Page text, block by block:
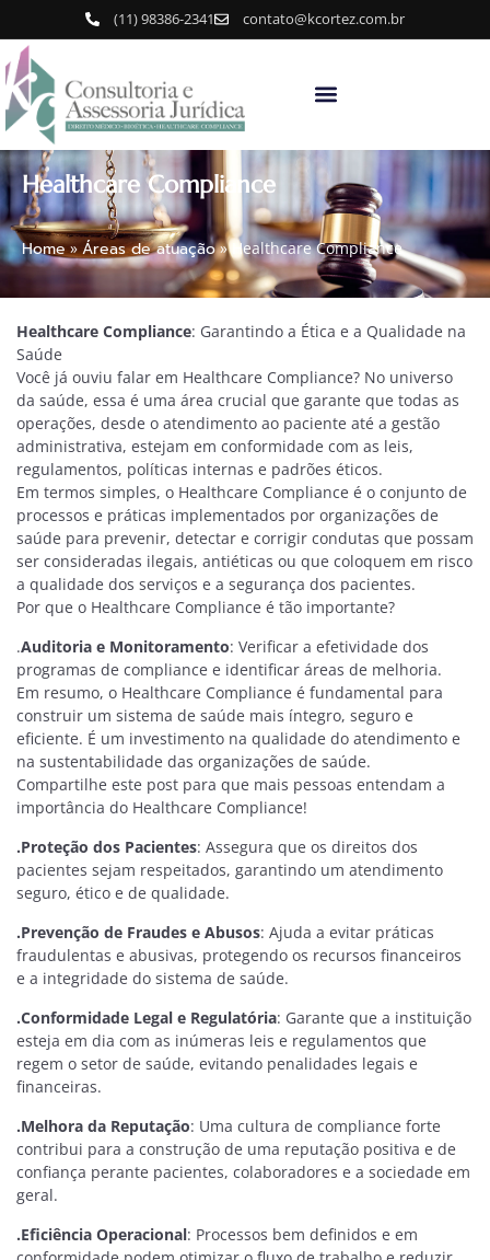
(11) 98386-2341 contato@kcortez.com.br
Healthcare Compliance
Home» Áreas de atuação» Healthcare Compliance
Healthcare Compliance: Garantindo a Ética e a Qualidade na
Saúde
Você já ouviu falar em Healthcare Compliance? No universo
da saúde, essa é uma área crucial que garante que todas as
operações, desde o atendimento ao paciente até a gestão
administrativa, estejam em conformidade com as leis,
regulamentos, políticas internas e padrões éticos.
Em termos simples, o Healthcare Compliance é o conjunto de
processos e práticas implementados por organizações de
saúde para prevenir, detectar e corrigir condutas que possam
ser consideradas ilegais, antiéticas ou que coloquem em risco
a qualidade dos serviços e a segurança dos pacientes.
Por que o Healthcare Compliance é tão importante?
.Auditoria e Monitoramento: Verificar a efetividade dos
programas de compliance e identificar áreas de melhoria.
Em resumo, o Healthcare Compliance é fundamental para
construir um sistema de saúde mais íntegro, seguro e
eficiente. É um investimento na qualidade do atendimento e
na sustentabilidade das organizações de saúde.
Compartilhe este post para que mais pessoas entendam a
importância do Healthcare Compliance!
.Proteção dos Pacientes: Assegura que os direitos dos
pacientes sejam respeitados, garantindo um atendimento
seguro, ético e de qualidade.
.Prevenção de Fraudes e Abusos: Ajuda a evitar práticas
fraudulentas e abusivas, protegendo os recursos financeiros
e a integridade do sistema de saúde.
.Conformidade Legal e Regulatória: Garante que a instituição
esteja em dia com as inúmeras leis e regulamentos que
regem o setor de saúde, evitando penalidades legais e
financeiras.
.Melhora da Reputação: Uma cultura de compliance forte
contribui para a construção de uma reputação positiva e de
confiança perante pacientes, colaboradores e a sociedade em
geral.
.Eficiência Operacional: Processos bem definidos e em